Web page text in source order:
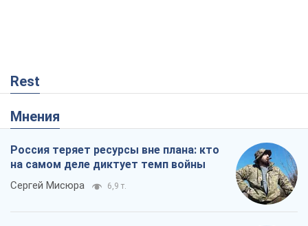
Rest
Мнения
Россия теряет ресурсы вне плана: кто
на самом деле диктует темп войны
Сергей Мисюра 6,9 т.